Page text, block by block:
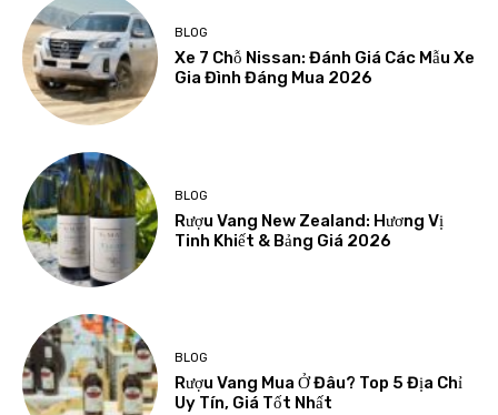
BLOG
Xe 7 Chỗ Nissan: Đánh Giá Các Mẫu Xe
Gia Đình Đáng Mua 2026
BLOG
Rượu Vang New Zealand: Hương Vị
Tinh Khiết & Bảng Giá 2026
BLOG
Rượu Vang Mua Ở Đâu? Top 5 Địa Chỉ
Uy Tín, Giá Tốt Nhất